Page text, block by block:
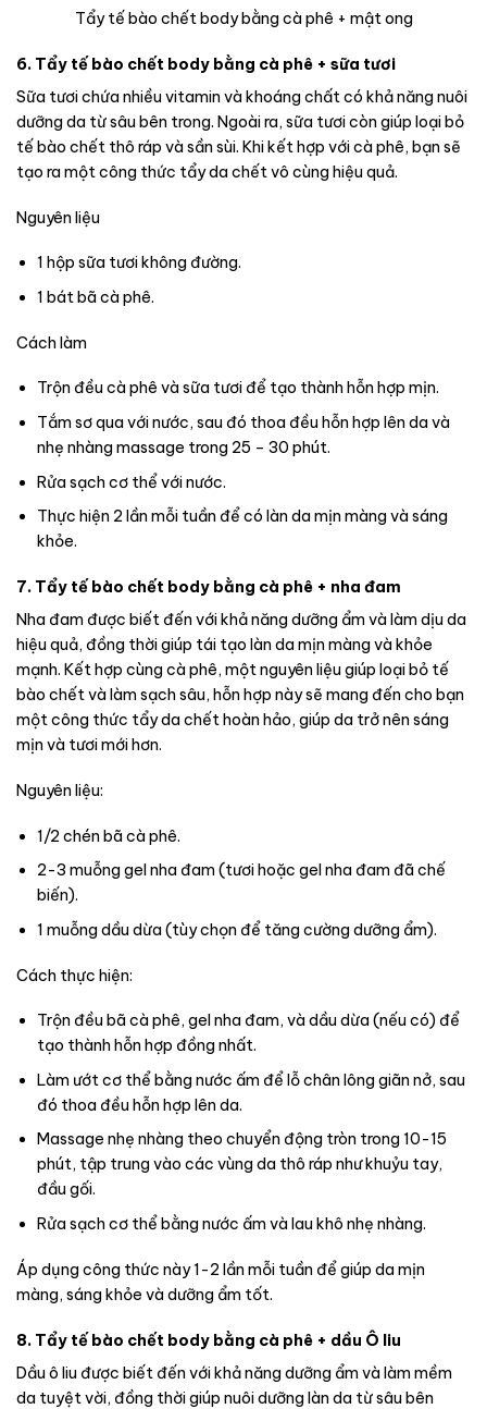
Tẩy tế bào chết body bằng cà phê + mật ong
6. Tẩy tế bào chết body bằng cà phê + sữa tươi
Sữa tươi chứa nhiều vitamin và khoáng chất có khả năng nuôi
dưỡng da từ sâu bên trong. Ngoài ra, sữa tươi còn giúp loại bỏ
tế bào chết thô ráp và sần sùi. Khi kết hợp với cà phê, bạn sẽ
tạo ra một công thức tẩy da chết vô cùng hiệu quả.
Nguyên liệu
1 hộp sữa tươi không đường.
1 bát bã cà phê.
Cách làm
Trộn đều cà phê và sữa tươi để tạo thành hỗn hợp mịn.
Tắm sơ qua với nước, sau đó thoa đều hỗn hợp lên da và
nhẹ nhàng massage trong 25 – 30 phút.
Rửa sạch cơ thể với nước.
Thực hiện 2 lần mỗi tuần để có làn da mịn màng và sáng
khỏe.
7. Tẩy tế bào chết body bằng cà phê + nha đam
Nha đam được biết đến với khả năng dưỡng ẩm và làm dịu da
hiệu quả, đồng thời giúp tái tạo làn da mịn màng và khỏe
mạnh. Kết hợp cùng cà phê, một nguyên liệu giúp loại bỏ tế
bào chết và làm sạch sâu, hỗn hợp này sẽ mang đến cho bạn
một công thức tẩy da chết hoàn hảo, giúp da trở nên sáng
mịn và tươi mới hơn.
Nguyên liệu:
1/2 chén bã cà phê.
2-3 muỗng gel nha đam (tươi hoặc gel nha đam đã chế
biến).
1 muỗng dầu dừa (tùy chọn để tăng cường dưỡng ẩm).
Cách thực hiện:
Trộn đều bã cà phê, gel nha đam, và dầu dừa (nếu có) để
tạo thành hỗn hợp đồng nhất.
Làm ướt cơ thể bằng nước ấm để lỗ chân lông giãn nở, sau
đó thoa đều hỗn hợp lên da.
Massage nhẹ nhàng theo chuyển động tròn trong 10-15
phút, tập trung vào các vùng da thô ráp như khuỷu tay,
đầu gối.
Rửa sạch cơ thể bằng nước ấm và lau khô nhẹ nhàng.
Áp dụng công thức này 1-2 lần mỗi tuần để giúp da mịn
màng, sáng khỏe và dưỡng ẩm tốt.
8. Tẩy tế bào chết body bằng cà phê + dầu Ô liu
Dầu ô liu được biết đến với khả năng dưỡng ẩm và làm mềm
da tuyệt vời, đồng thời giúp nuôi dưỡng làn da từ sâu bên